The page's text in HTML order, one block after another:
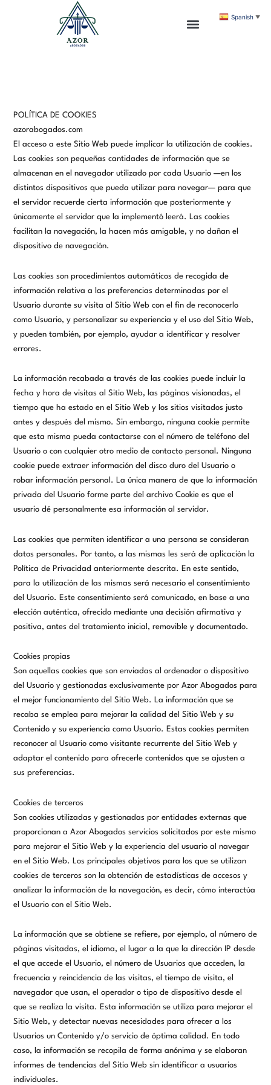
POLÍTICA DE COOKIES
azorabogados.com
El acceso a este Sitio Web puede implicar la utilización de cookies.
Las cookies son pequeñas cantidades de información que se
almacenan en el navegador utilizado por cada Usuario —en los
distintos dispositivos que pueda utilizar para navegar— para que
el servidor recuerde cierta información que posteriormente y
únicamente el servidor que la implementó leerá. Las cookies
facilitan la navegación, la hacen más amigable, y no dañan el
dispositivo de navegación.
Las cookies son procedimientos automáticos de recogida de
información relativa a las preferencias determinadas por el
Usuario durante su visita al Sitio Web con el fin de reconocerlo
como Usuario, y personalizar su experiencia y el uso del Sitio Web,
y pueden también, por ejemplo, ayudar a identificar y resolver
errores.
La información recabada a través de las cookies puede incluir la
fecha y hora de visitas al Sitio Web, las páginas visionadas, el
tiempo que ha estado en el Sitio Web y los sitios visitados justo
antes y después del mismo. Sin embargo, ninguna cookie permite
que esta misma pueda contactarse con el número de teléfono del
Usuario o con cualquier otro medio de contacto personal. Ninguna
cookie puede extraer información del disco duro del Usuario o
robar información personal. La única manera de que la información
privada del Usuario forme parte del archivo Cookie es que el
usuario dé personalmente esa información al servidor.
Las cookies que permiten identificar a una persona se consideran
datos personales. Por tanto, a las mismas les será de aplicación la
Política de Privacidad anteriormente descrita. En este sentido,
para la utilización de las mismas será necesario el consentimiento
del Usuario. Este consentimiento será comunicado, en base a una
elección auténtica, ofrecido mediante una decisión afirmativa y
positiva, antes del tratamiento inicial, removible y documentado.
Cookies propias
Son aquellas cookies que son enviadas al ordenador o dispositivo
del Usuario y gestionadas exclusivamente porAzor Abogados para
el mejor funcionamiento del Sitio Web. La información que se
recaba se emplea para mejorar la calidad del Sitio Web y su
Contenido y su experiencia como Usuario. Estas cookies permiten
reconocer al Usuario como visitante recurrente del Sitio Web y
adaptar el contenido para ofrecerle contenidos que se ajusten a
sus preferencias.
Cookies de terceros
Son cookies utilizadas y gestionadas por entidades externas que
proporcionan aAzor Abogados servicios solicitados por este mismo
para mejorar el Sitio Web y la experiencia del usuario al navegar
en el Sitio Web. Los principales objetivos para los que se utilizan
cookies de terceros son la obtención de estadísticas de accesos y
analizar la información de la navegación, es decir, cómo interactúa
el Usuario con el Sitio Web.
La información que se obtiene se refiere, por ejemplo, al número de
páginas visitadas, el idioma, el lugar a la que la dirección IP desde
el que accede el Usuario, el número de Usuarios que acceden, la
frecuencia y reincidencia de las visitas, el tiempo de visita, el
navegador que usan, el operador o tipo de dispositivo desde el
que se realiza la visita. Esta información se utiliza para mejorar el
Sitio Web, y detectar nuevas necesidades para ofrecer a los
Usuarios un Contenido y/o servicio de óptima calidad. En todo
caso, la información se recopila de forma anónima y se elaboran
informes de tendencias del Sitio Web sin identificar a usuarios
individuales.
Spanish ▼